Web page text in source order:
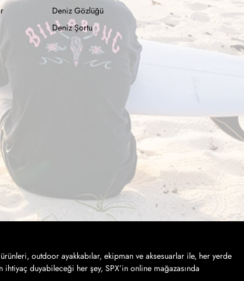
Deniz Gözlüğü
Deniz Şortu
outdoor ayakkabılar, ekipman ve aksesuarlar ile, her yerde
duyabileceği her şey, SPX’in online mağazasında